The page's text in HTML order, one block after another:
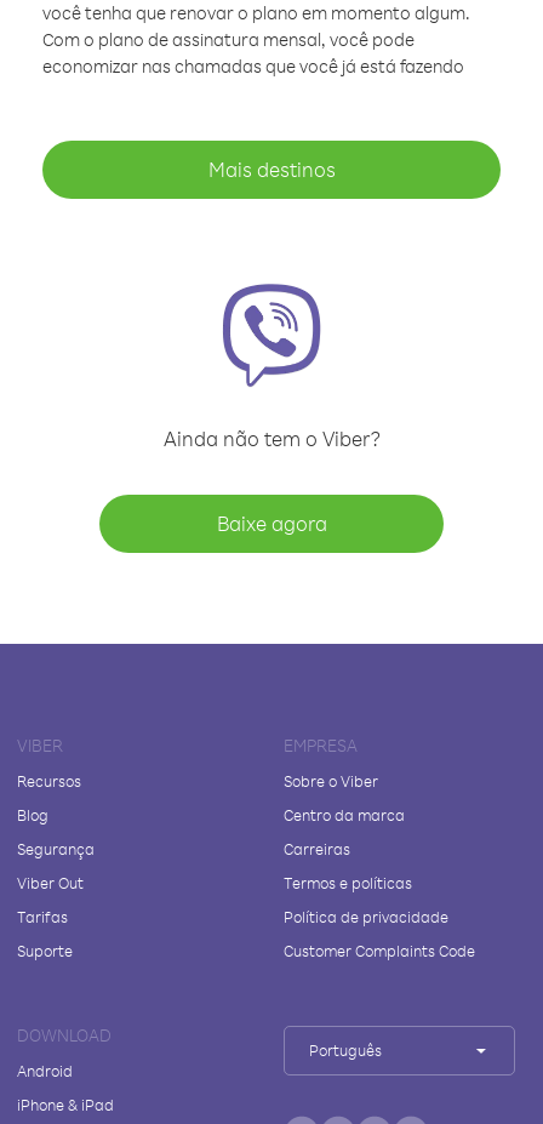
você tenha que renovar o plano em momento algum.
Com o plano de assinatura mensal, você pode
economizar nas chamadas que você já está fazendo
Mais destinos
Ainda não tem o Viber?
Baixe agora
VIBER
Recursos
Blog
Segurança
Viber Out
Tarifas
Suporte
EMPRESA
Sobre o Viber
Centro da marca
Carreiras
Termos e políticas
Política de privacidade
Customer Complaints Code
DOWNLOAD
Android
iPhone & iPad
Português